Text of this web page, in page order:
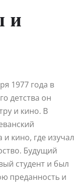
и
1977 года в
детства он
и кино. В
и кино, где изучал
Будущий
студент и был
преданность и